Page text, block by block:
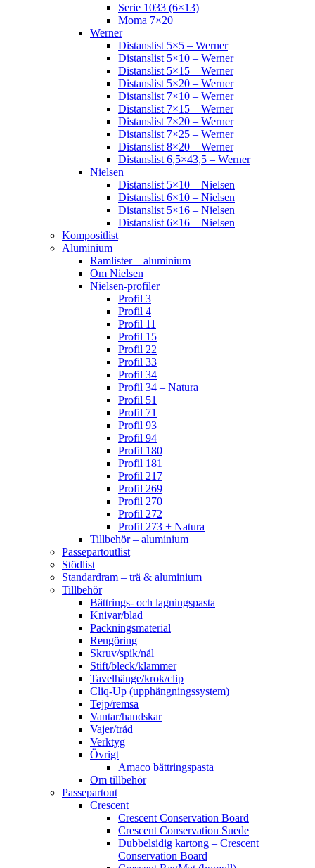
Serie 1033 (6×13)
Moma 7×20
Werner
Distanslist 5×5 – Werner
Distanslist 5×10 – Werner
Distanslist 5×15 – Werner
Distanslist 5×20 – Werner
Distanslist 7×10 – Werner
Distanslist 7×15 – Werner
Distanslist 7×20 – Werner
Distanslist 7×25 – Werner
Distanslist 8×20 – Werner
Distanslist 6,5×43,5 – Werner
Nielsen
Distanslist 5×10 – Nielsen
Distanslist 6×10 – Nielsen
Distanslist 5×16 – Nielsen
Distanslist 6×16 – Nielsen
Kompositlist
Aluminium
Ramlister – aluminium
Om Nielsen
Nielsen-profiler
Profil 3
Profil 4
Profil 11
Profil 15
Profil 22
Profil 33
Profil 34
Profil 34 – Natura
Profil 51
Profil 71
Profil 93
Profil 94
Profil 180
Profil 181
Profil 217
Profil 269
Profil 270
Profil 272
Profil 273 + Natura
Tillbehör – aluminium
Passepartoutlist
Stödlist
Standardram – trä & aluminium
Tillbehör
Bättrings- och lagningspasta
Knivar/blad
Packningsmaterial
Rengöring
Skruv/spik/nål
Stift/bleck/klammer
Tavelhänge/krok/clip
Cliq-Up (upphängningssystem)
Tejp/remsa
Vantar/handskar
Vajer/tråd
Verktyg
Övrigt
Amaco bättringspasta
Om tillbehör
Passepartout
Crescent
Crescent Conservation Board
Crescent Conservation Suede
Dubbelsidig kartong – Crescent
Conservation Board